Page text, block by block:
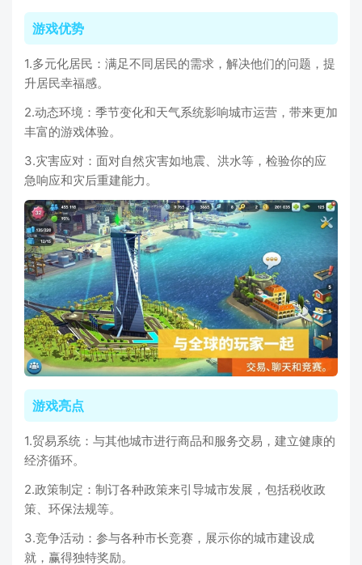
游戏优势
1.多元化居民：满足不同居民的需求，解决他们的问题，提
升居民幸福感。
2.动态环境：季节变化和天气系统影响城市运营，带来更加
丰富的游戏体验。
3.灾害应对：面对自然灾害如地震、洪水等，检验你的应
急响应和灾后重建能力。
游戏亮点
1.贸易系统：与其他城市进行商品和服务交易，建立健康的
经济循环。
2.政策制定：制订各种政策来引导城市发展，包括税收政
策、环保法规等。
3.竞争活动：参与各种市长竞赛，展示你的城市建设成
就，赢得独特奖励。